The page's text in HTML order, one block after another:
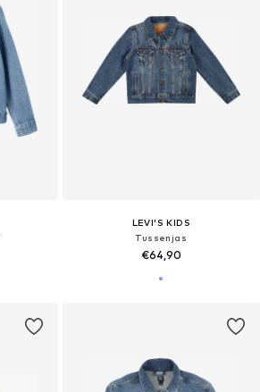
LEVI'S KIDS
Tussenjas
€64,90